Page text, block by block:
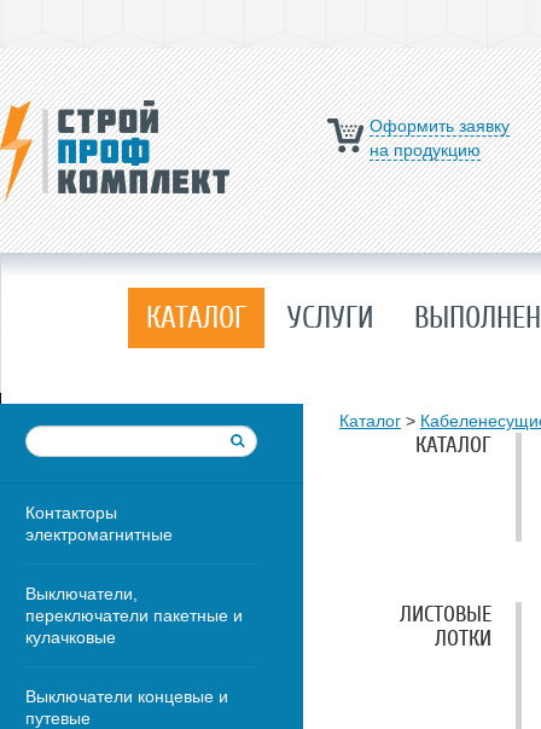
Оформить заявку
на продукцию
КАТАЛОГ УСЛУГИ
Контакторы
электромагнитные
Выключатели,
переключатели пакетные и
кулачковые
Выключатели концевые и
путевые
Каталог >
КАТАЛОГ
ЛИСТОВЫЕ
ЛОТКИ